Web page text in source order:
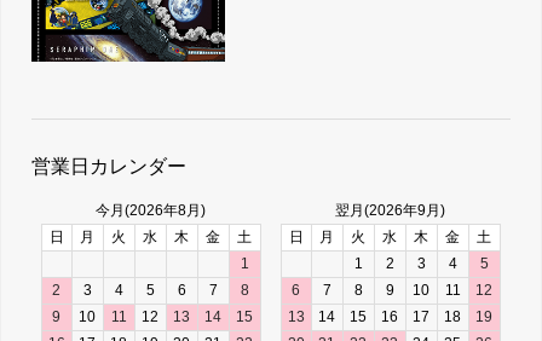
営業日カレンダー
今月(2026年8月)
日
月 火 水 木 金
土
1
2
3 4 5 6 7
8
9
10 11 12 13 14
15
翌月(2026年9月)
日
月 火 水 木 金
土
1
2 3 4
5
6
7 8 9 10 11
12
13
14 15 16 17 18
19